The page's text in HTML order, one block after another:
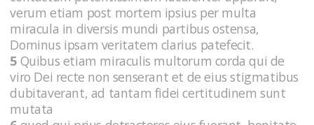
verum etiam post mortem ipsius per multa
miracula in diversis mundi partibus ostensa,
Dominus ipsam veritatem clarius patefecit.
5 Quibus etiam miraculis multorum corda qui de
viro Dei recte non senserant et de eius stigmatibus
dubitaverant, ad tantam fidei certitudinem sunt
mutata